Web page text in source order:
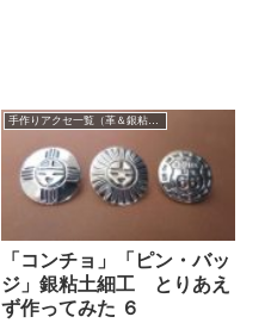
手作りアクセ一覧（革＆銀粘土）
「コンチョ」「ピン・バッ
ジ」銀粘土細工 とりあえ
ず作ってみた ６